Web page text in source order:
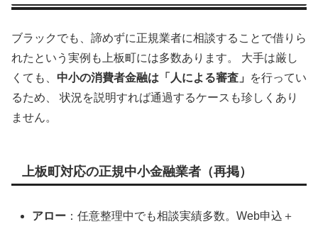
ブラックでも、諦めずに正規業者に相談することで借りら
れたという実例も上板町には多数あります。 大手は厳し
くても、 中小の消費者金融は「人による審査」
を行ってい
るため、 状況を説明すれば通過するケースも珍しくあり
ません。
上板町対応の正規中小金融業者（再掲）
アロー ：任意整理中でも相談実績多数。Web申込＋